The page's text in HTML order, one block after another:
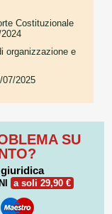
Costituzionale
organizzazione e
07/2025
SU
a soli 29,90 €